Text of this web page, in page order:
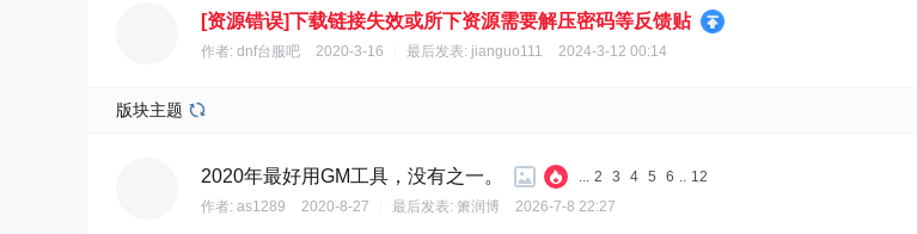
[资源错误]下载链接失效或所下资源需要解压密码等反馈贴
作者: dnf台服吧 2020-3-16 最后发表: jianguo111 2024-3-12 00:14
版块主题
2020年最好用GM工具，没有之一。 ... 2 3 4 5 6 .. 12
作者: as1289 2020-8-27 最后发表: 箫润博 2026-7-8 22:27